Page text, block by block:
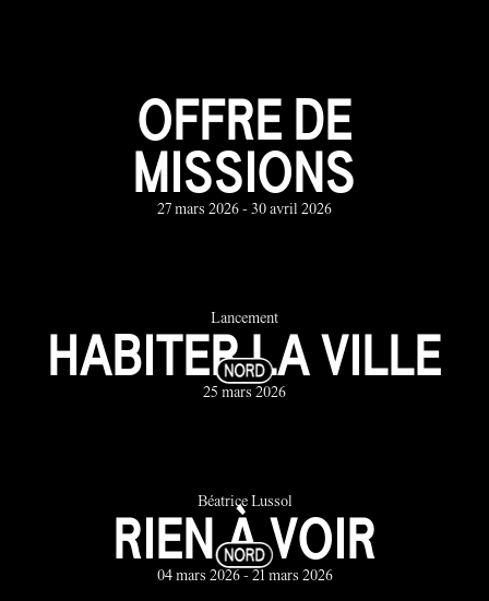
OFFRE DE
MISSIONS
27 mars 2026 - 30 avril 2026
Lancement
HABITER LA VILLE
25 mars 2026
Béatrice Lussol
RIEN À VOIR
04 mars 2026 - 21 mars 2026